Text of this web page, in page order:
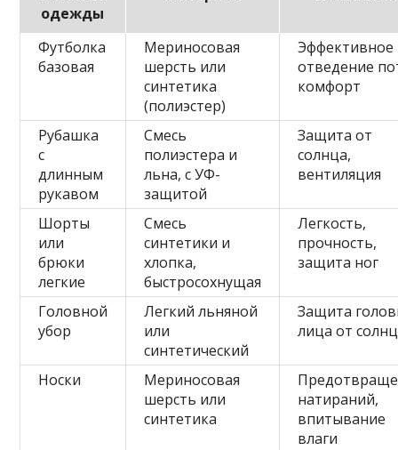
одежды
Футболка
базовая
Мериносовая
шерсть или
синтетика
(полиэстер)
Эффективное
отведение
комфорт
Рубашка
с
длинным
рукавом
Смесь
полиэстера и
льна, с УФ-
защитой
Защита от
солнца,
вентиляция
Шорты
или
брюки
легкие
Смесь
синтетики и
хлопка,
быстросохнущая
Легкость,
прочность,
защита ног
Головной
убор
Легкий льняной
или
синтетический
Защита
лица от
Носки
Мериносовая
шерсть или
синтетика
натираний,
впитывание
влаги